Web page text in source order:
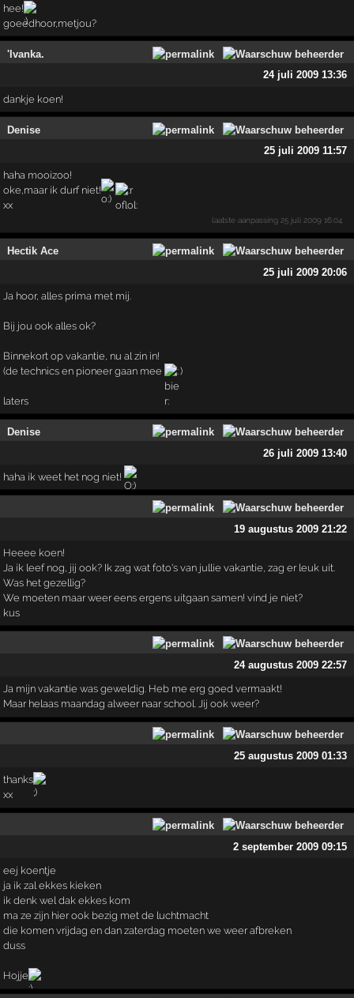
hee!
goeedhoor,metjou?
'Ivanka.
24 juli 2009 13:36
dankje koen!
Denise
25 juli 2009 11:57
haha mooizoo!
oke,maar ik durf niet!
xx
laatste aanpassing 25 juli 2009 16:04
Hectik Ace
25 juli 2009 20:06
Ja hoor, alles prima met mij.
Bij jou ook alles ok?
Binnekort op vakantie, nu al zin in!
(de technics en pioneer gaan mee
)
laters
Denise
26 juli 2009 13:40
haha ik weet het nog niet!
19 augustus 2009 21:22
Heeee koen!
Ja ik leef nog, jij ook? Ik zag wat foto's van jullie vakantie, zag er leuk uit.
Was het gezellig?
We moeten maar weer eens ergens uitgaan samen! vind je niet?
kus
24 augustus 2009 22:57
Ja mijn vakantie was geweldig. Heb me erg goed vermaakt!
Maar helaas maandag alweer naar school. Jij ook weer?
25 augustus 2009 01:33
thanks
xx
2 september 2009 09:15
eej koentje
ja ik zal ekkes kieken
ik denk wel dak ekkes kom
ma ze zijn hier ook bezig met de luchtmacht
die komen vrijdag en dan zaterdag moeten we weer afbreken
duss
Hojje